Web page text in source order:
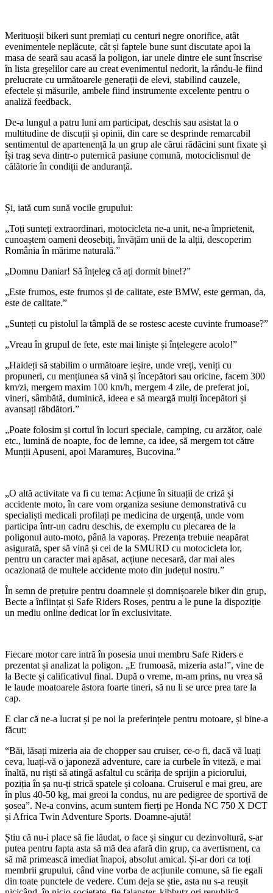
Merituoșii bikeri sunt premiați cu centuri negre onorifice, atât
evenimentele neplăcute, cât și faptele bune sunt discutate apoi la
masa de seară sau acasă la poligon, iar unele dintre ele sunt înscrise
în lista greșelilor care au creat evenimentul nedorit, la rându-le fiind
prelucrate cu următoarele generații de elevi, stabilind cauzele,
efectele și măsurile, ambele fiind instrumente excelente pentru o
analiză feedback.
De-a lungul a patru luni am participat, deschis sau asistat la o
multitudine de discuții și opinii, din care se desprinde remarcabil
sentimentul de apartenență la un grup ale cărui rădăcini sunt fixate și
își trag seva dintr-o puternică pasiune comună, motociclismul de
călătorie în condiții de anduranță.
Și, iată cum sună vocile grupului:
„Toți sunteți extraordinari, motocicleta ne-a unit, ne-a împrietenit,
cunoaștem oameni deosebiți, învățăm unii de la alții, descoperim
România în mărime naturală.”
„Domnu Daniar! Să înțeleg că ați dormit bine!?”
„Este frumos, este frumos și de calitate, este BMW, este german, da,
este de calitate.”
„Sunteți cu pistolul la tâmplă de se rostesc aceste cuvinte frumoase?”
„Vreau în grupul de fete, este mai liniște și înțelegere acolo!”
„Haideți să stabilim o următoare ieșire, unde vreți, veniți cu
propuneri, cu mențiunea să vină și începători sau oricine, facem 300
km/zi, mergem maxim 100 km/h, mergem 4 zile, de preferat joi,
vineri, sâmbătă, duminică, ideea e să meargă mulți începători și
avansați răbdători.”
„Poate folosim și cortul în locuri speciale, camping, cu arzător, oale
etc., lumină de noapte, foc de lemne, ca idee, să mergem tot către
Munții Apuseni, apoi Maramureș, Bucovina.”
„O altă activitate va fi cu tema: Acțiune în situații de criză și
accidente moto, în care vom organiza sesiune demonstrativă cu
specialiști medicali profilați pe medicina de urgență, unde vom
participa într-un cadru deschis, de exemplu cu plecarea de la
poligonul auto-moto, până la vaporaș. Prezența trebuie neapărat
asigurată, sper să vină și cei de la SMURD cu motocicleta lor,
pentru un caracter mai apăsat, acțiune necesară, dar mai ales
ocazionată de multele accidente moto din județul nostru.”
În semn de prețuire pentru doamnele și domnișoarele biker din grup,
Becte a înființat și Safe Riders Roses, pentru a le pune la dispoziție
un mediu online dedicat lor în exclusivitate.
Fiecare motor care intră în posesia unui membru Safe Riders e
prezentat și analizat la poligon. „E frumoasă, mizeria asta!”, vine de
la Becte și calificativul final. După o vreme, m-am prins, nu vrea să
le laude moatoarele ăstora foarte tineri, să nu li se urce prea tare la
cap.
E clar că ne-a lucrat și pe noi la preferințele pentru motoare, și bine-a
făcut:
“Băi, lăsați mizeria aia de chopper sau cruiser, ce-o fi, dacă vă luați
ceva, luați-vă o japoneză adventure, care ia curbele în viteză, e mai
înaltă, nu riști să atingă asfaltul cu scărița de sprijin a piciorului,
poziția în șa nu-ți strică spatele și coloana. Cruiserul e mai greu, are
în plus 40-50 kg, mai greoi la condus, nu are pedigree de sportivă de
șosea”. Ne-a convins, acum suntem fierți pe Honda NC 750 X DCT
și Africa Twin Adventure Sports. Doamne-ajută!
Știu că nu-i place să fie lăudat, o face și singur cu dezinvoltură, s-ar
putea pentru fapta asta să mă dea afară din grup, ca avertisment, ca
să mă primească imediat înapoi, absolut amical. Și-ar dori ca toți
membrii grupului, când vine vorba de acțiunile comune, să fie egali
din toate punctele de vedere. Cum deja se știe, asta nu s-a reușit